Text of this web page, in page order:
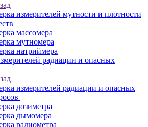
измерителей мутности и плотности
массомера
мутномера
натриймера
радиации и опасных
измерителей радиации и опасных
дозиметра
дымомера
радиометра